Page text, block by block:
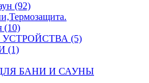
(92)
(10)
(5)
(1)
БАНИ И САУНЫ